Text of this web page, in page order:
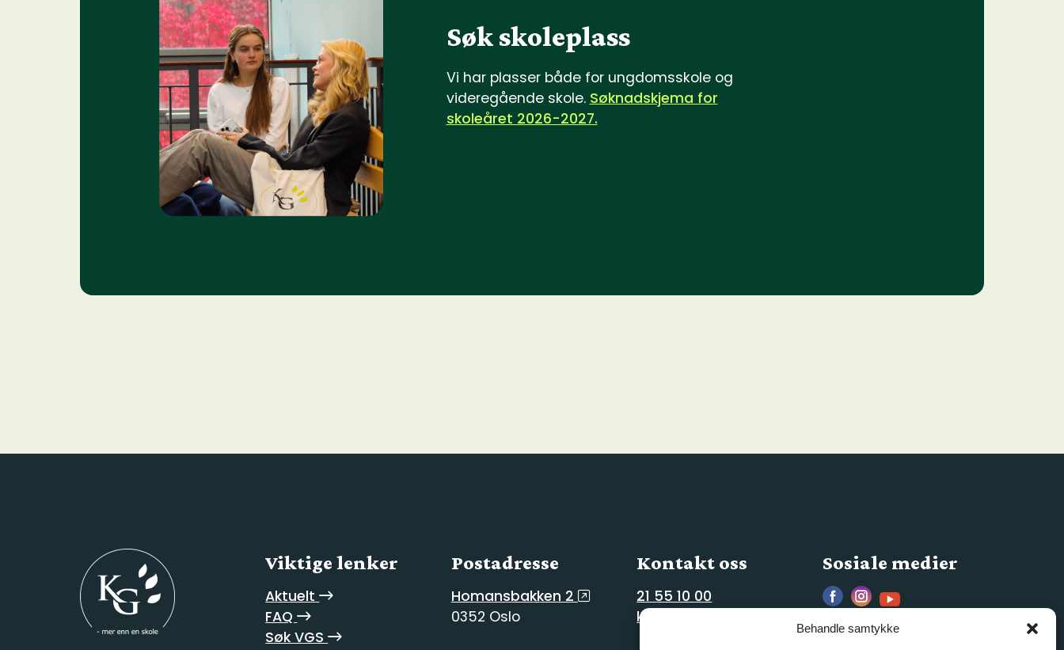
Behandle samtykke
Søk skoleplass
Vi har plasser både for ungdomsskole og
videregående skole. Søknadskjema for
skoleåret 2026-2027.
Viktige lenker
Aktuelt
FAQ
Søk VGS
Postadresse
Homansbakken 2
0352 Oslo
Kontakt oss
21 55 10 00
kg@kg.vgs.no
Sosiale medier